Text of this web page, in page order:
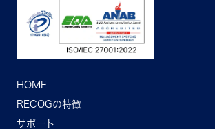
HOME
RECOGの特徴
サポート